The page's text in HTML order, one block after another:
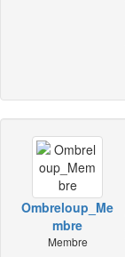
Ombreloup_Me
mbre
Membre